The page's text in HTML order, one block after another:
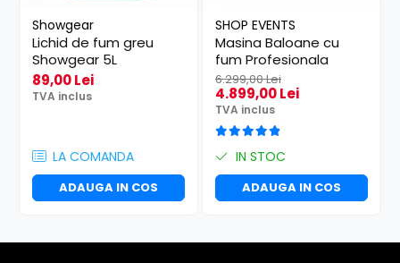
Showgear
Lichid de fum greu
Showgear 5L
89,00 Lei
TVA inclus
LA COMANDA
ADAUGA IN COS
SHOP EVENTS
Masina Baloane cu
fum Profesionala
6.299,00 Lei
4.899,00 Lei
TVA inclus
IN STOC
ADAUGA IN COS